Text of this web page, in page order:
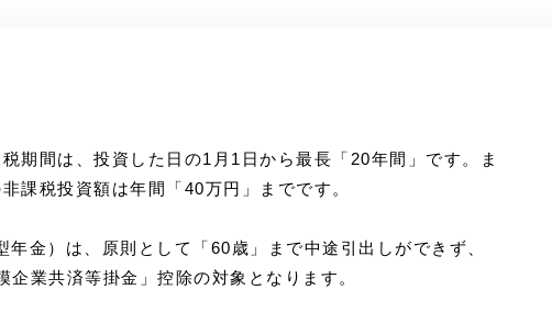
期間は、投資した日の1月1日から最長「20年間」です。ま
課税投資額は年間「40万円」までです。
金）は、原則として「60歳」まで中途引出しができず、
企業共済等掛金」控除の対象となります。